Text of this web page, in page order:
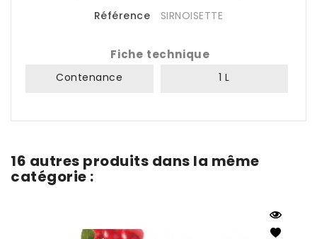
Référence SIRNOISETTE
Fiche technique
Contenance 1 L
16 autres produits dans la même
catégorie :